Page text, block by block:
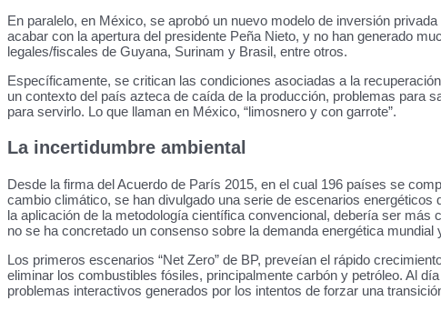
En paralelo, en México, se aprobó un nuevo modelo de inversión
acabar con la apertura del presidente Peña Nieto, y no han generado
legales/fiscales de Guyana, Surinam y Brasil, entre otros.
Específicamente, se critican las condiciones asociadas a la
un contexto del país azteca de caída de la producción, problemas para
para servirlo. Lo que llaman en México, “limosnero y con garrote”.
La incertidumbre ambiental
Desde la firma del Acuerdo de París 2015, en el cual 196 países se
cambio climático, se han divulgado una serie de escenarios
la aplicación de la metodología científica convencional, debería ser
no se ha concretado un consenso sobre la demanda energética
Los primeros escenarios “Net Zero” de BP, preveían el rápido
eliminar los combustibles fósiles, principalmente carbón y petróleo. Al
problemas interactivos generados por los intentos de forzar una